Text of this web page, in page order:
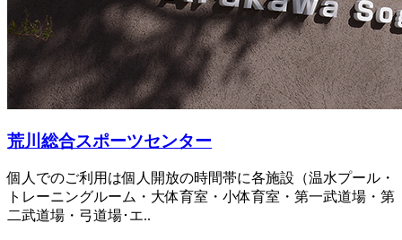
荒川総合スポーツセンター
個人でのご利用は個人開放の時間帯に各施設（温水プール・
トレーニングルーム・大体育室・小体育室・第一武道場・第
二武道場・弓道場･エ..